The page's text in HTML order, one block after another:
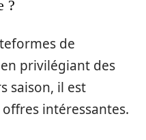
?
de
privilégiant des
saison, il est
intéressantes.